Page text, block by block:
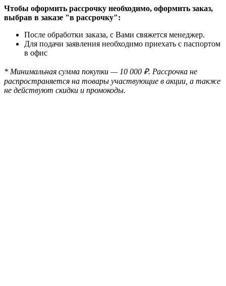
Чтобы оформить рассрочку необходимо, оформить заказ,
выбрав в заказе "в рассрочку":
После обработки заказа, с Вами свяжется менеджер.
Для подачи заявления необходимо приехать с паспортом
в офис
* Минимальная сумма покупки — 10 000 ₽. Рассрочка не
распространяется на товары участвующие в акции, а также
не действуют скидки и промокоды.